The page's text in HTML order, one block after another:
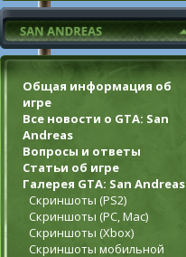
Общая информация об
игре
Все новости о GTA: San
Andreas
Вопросы и ответы
Статьи об игре
Галерея GTA: San Andreas
Скриншоты (PS2)
Скриншоты (PC, Mac)
Скриншоты (Xbox)
Скриншоты мобильной